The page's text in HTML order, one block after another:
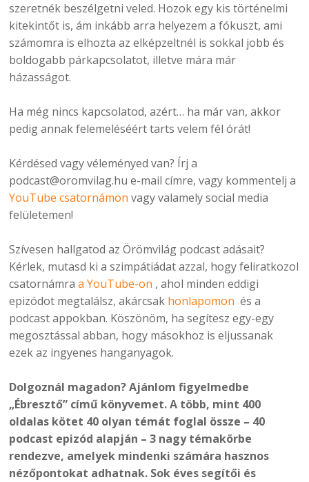
szeretnék beszélgetni veled. Hozok egy kis történelmi
kitekintőt is, ám inkább arra helyezem a fókuszt, ami
számomra is elhozta az elképzeltnél is sokkal jobb és
boldogabb párkapcsolatot, illetve mára már
házasságot.
Ha még nincs kapcsolatod, azért… ha már van, akkor
pedig annak felemeléséért tarts velem fél órát!
Kérdésed vagy véleményed van? Írj a
podcast@oromvilag.hu e-mail címre, vagy kommentelj a
YouTube csatornámon vagy valamely social media
felületemen!
Szívesen hallgatod az Örömvilág podcast adásait?
Kérlek, mutasd ki a szimpátiádat azzal, hogy feliratkozol
csatornámraa YouTube-on , ahol minden eddigi
epizódot megtalálsz, akárcsak honlapomon és a
podcast appokban. Köszönöm, ha segítesz egy-egy
megosztással abban, hogy másokhoz is eljussanak
ezek az ingyenes hanganyagok.
Dolgoznál magadon? Ajánlom figyelmedbe
„Ébresztő” című könyvemet. A több, mint 400
oldalas kötet 40 olyan témát foglal össze – 40
podcast epizód alapján – 3 nagy témakörbe
rendezve, amelyek mindenki számára hasznos
nézőpontokat adhatnak. Sok éves segítői és